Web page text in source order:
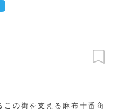
この街を支える麻布十番商